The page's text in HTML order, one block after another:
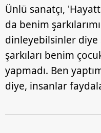
Ünlü sanatçı,
da benim
dinleyebilsinler diye
şarkıları benim
yapmadı. Ben
diye, insanlar